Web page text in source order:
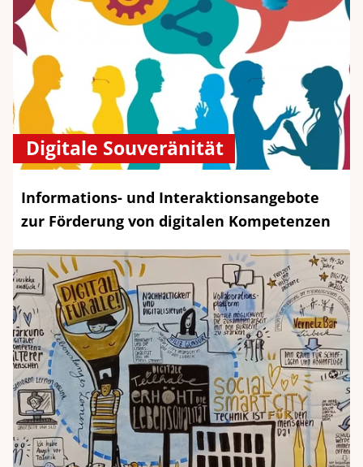
Digitale Souveränität
Informations- und Interaktionsangebote
zur Förderung von digitalen Kompetenzen